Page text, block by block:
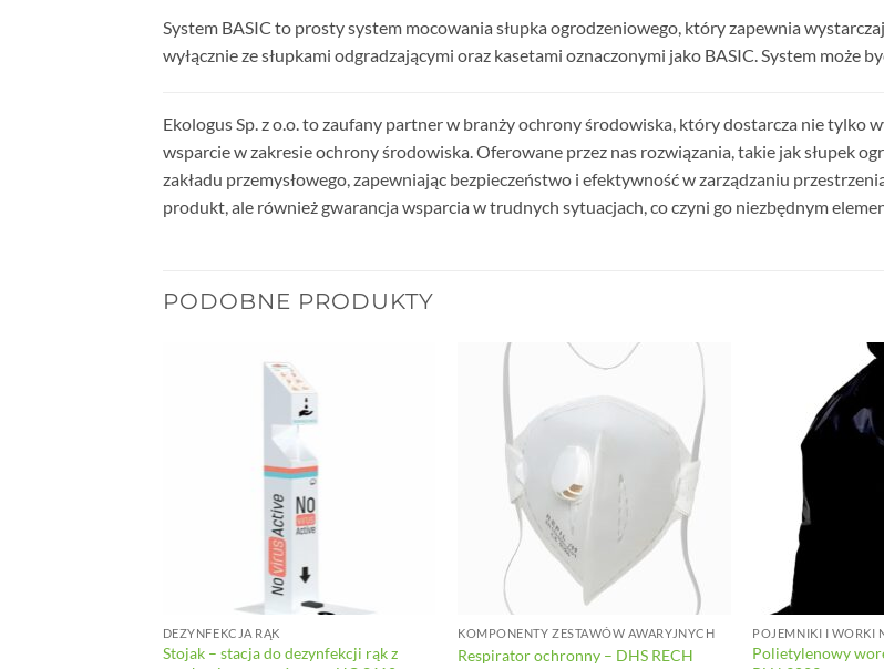
System BASIC to prosty system mocowania słupka ogrodzeniowego, który zapewnia
wyłącznie ze słupkami odgradzającymi oraz kasetami oznaczonymi jako BASIC. System może
Ekologus Sp. z o.o. to zaufany partner w branży ochrony środowiska, który dostarcza nie tylko
wsparcie w zakresie ochrony środowiska. Oferowane przez nas rozwiązania, takie jak słupek
zakładu przemysłowego, zapewniając bezpieczeństwo i efektywność w zarządzaniu
produkt, ale również gwarancja wsparcia w trudnych sytuacjach, co czyni go niezbędnym
PODOBNE PRODUKTY
DEZYNFEKCJA RĄK
Stojak – stacja do dezynfekcji rąk z
KOMPONENTY ZESTAWÓW AWARYJNYCH
Respirator ochronny – DHS RECH
POJEMNIKI I WORKI
Polietylenowy